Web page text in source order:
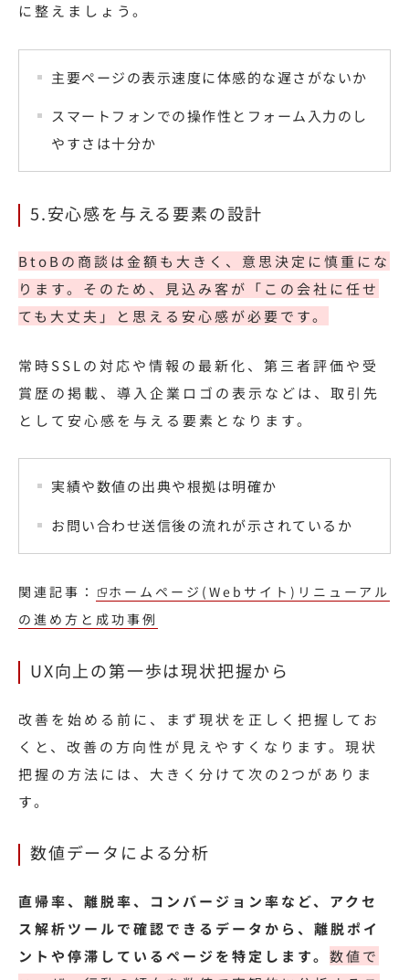
に整えましょう。
主要ページの表示速度に体感的な遅さがないか
スマートフォンでの操作性とフォーム入力のし
やすさは十分か
5.安心感を与える要素の設計
BtoBの商談は金額も大きく、意思決定に慎重にな
ります。そのため、見込み客が「この会社に任せ
ても大丈夫」と思える安心感が必要です。
常時SSLの対応や情報の最新化、第三者評価や受
賞歴の掲載、導入企業ロゴの表示などは、取引先
として安心感を与える要素となります。
実績や数値の出典や根拠は明確か
お問い合わせ送信後の流れが示されているか
関連記事：
ホームページ(Webサイト)リニューアル
の進め方と成功事例
UX向上の第一歩は現状把握から
改善を始める前に、まず現状を正しく把握してお
くと、改善の方向性が見えやすくなります。現状
把握の方法には、大きく分けて次の2つがありま
す。
数値データによる分析
直帰率、離脱率、コンバージョン率など、アクセ
ス解析ツールで確認できるデータから、離脱ポイ
ントや停滞しているページを特定します。 数値で